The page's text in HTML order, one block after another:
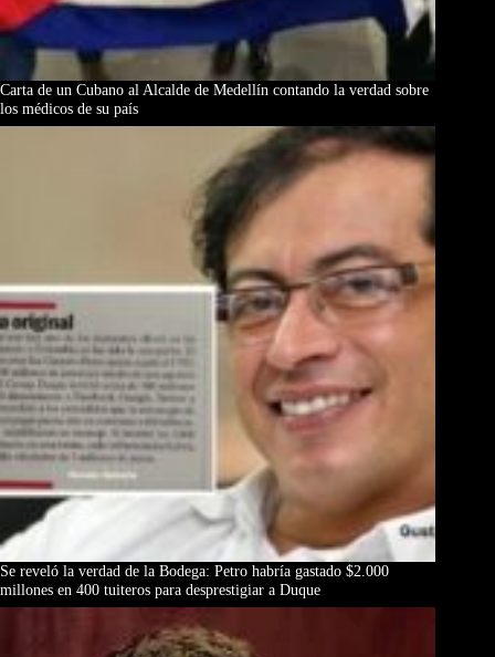
Carta de un Cubano al Alcalde de Medellín contando la verdad sobre
los médicos de su país
Se reveló la verdad de la Bodega: Petro habría gastado $2.000
millones en 400 tuiteros para desprestigiar a Duque